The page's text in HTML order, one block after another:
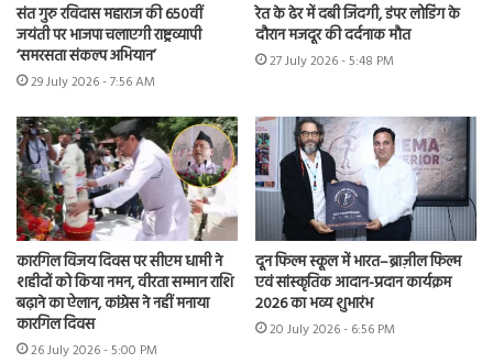
संत गुरु रविदास महाराज की 650वीं
जयंती पर भाजपा चलाएगी राष्ट्रव्यापी
‘समरसता संकल्प अभियान’
29 July 2026 - 7:56 AM
रेत के ढेर में दबी जिंदगी, डंपर लोडिंग के
दौरान मजदूर की दर्दनाक मौत
27 July 2026 - 5:48 PM
कारगिल विजय दिवस पर सीएम धामी ने
शहीदों को किया नमन, वीरता सम्मान राशि
बढ़ाने का ऐलान, कांग्रेस ने नहीं मनाया
कारगिल दिवस
26 July 2026 - 5:00 PM
दून फिल्म स्कूल में भारत–ब्राज़ील फिल्म
एवं सांस्कृतिक आदान-प्रदान कार्यक्रम
2026 का भव्य शुभारंभ
20 July 2026 - 6:56 PM